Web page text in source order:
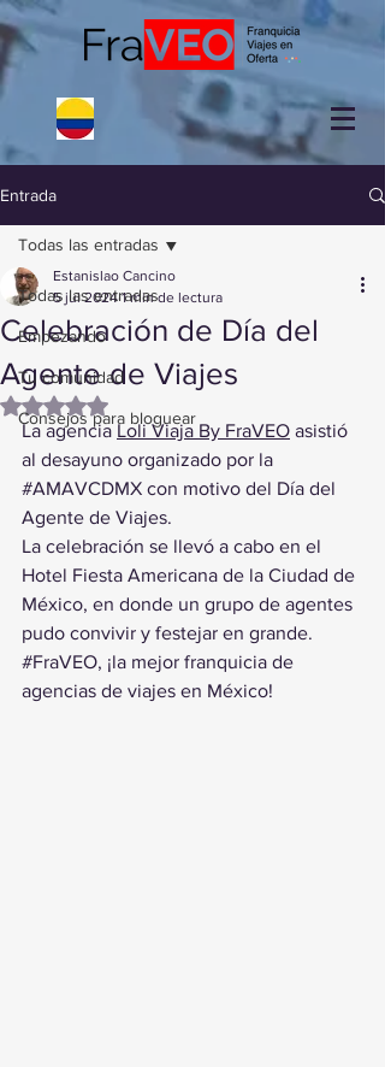
Entrada
Todas las entradas
Empezando
Tu comunidad
Consejos para bloguear
Todas las entradas
Celebración de Día del
Agente de Viajes
Estanislao Cancino
5 jul 2024 1 min de lectura
Obtuvo NaN de 5 estrellas.
La agencia Loli Viaja By FraVEO asistió
al desayuno organizado por la
#AMAVCDMX con motivo del Día del
Agente de Viajes.
La celebración se llevó a cabo en el
Hotel Fiesta Americana de la Ciudad de
México, en donde un grupo de agentes
pudo convivir y festejar en grande.
#FraVEO, ¡la mejor franquicia de
agencias de viajes en México!